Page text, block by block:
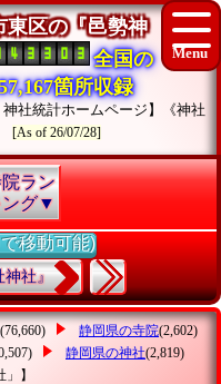
東区の『邑勢神
全国の
箇所収録
神社統計ホームページ】《神社
[As of 26/07/28]
ラン
ング▼
移動可能)
神社』
(76,660) 静岡県の寺院(2,602)
静岡県の神社(2,819)
】